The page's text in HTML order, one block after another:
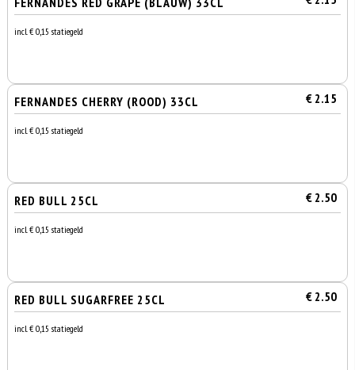
incl. € 0,15 statiegeld
FERNANDES CHERRY (ROOD) 33CL € 2.15
incl. € 0,15 statiegeld
RED BULL 25CL € 2.50
incl. € 0,15 statiegeld
RED BULL SUGARFREE 25CL € 2.50
incl. € 0,15 statiegeld